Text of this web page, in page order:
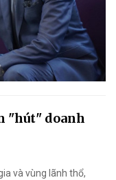
"hút" doanh
và vùng lãnh thổ,